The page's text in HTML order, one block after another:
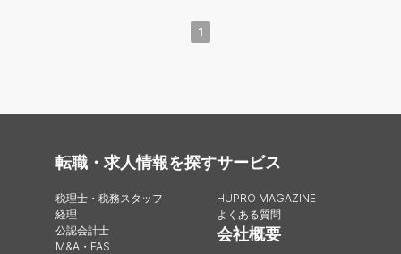
1
転職・求人情報を探す
税理士・税務スタッフ
経理
公認会計士
M&A・FAS
サービス
HUPRO MAGAZINE
よくある質問
会社概要